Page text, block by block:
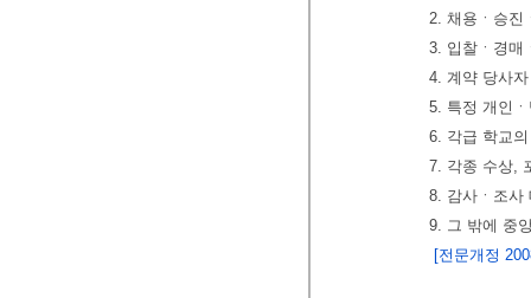
2. 채용ㆍ승진
3. 입찰ㆍ경매
4. 계약 당사
5. 특정 개인
6. 각급 학교
7. 각종 수상,
8. 감사ㆍ조사
9. 그 밖에 중
[전문개정